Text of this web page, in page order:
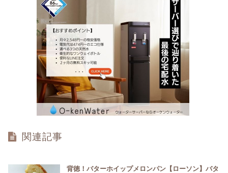
関連記事
背徳！バターホイップメロンパン【ローソン】バタ